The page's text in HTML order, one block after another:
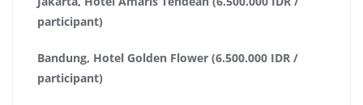
participant)
Bandung, Hotel Golden Flower (6.500.000 IDR /
participant)